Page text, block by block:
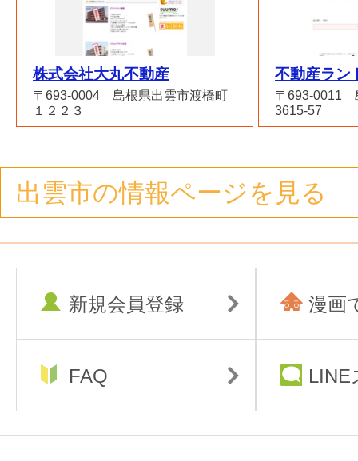
株式会社大丸不動産
〒693-0004 島根県出雲市渡橋町
１２２３
不動産ラン
〒693-0011
3615-57
出雲市の情報ページを見る
新規会員登録 漫画
FAQ LINE